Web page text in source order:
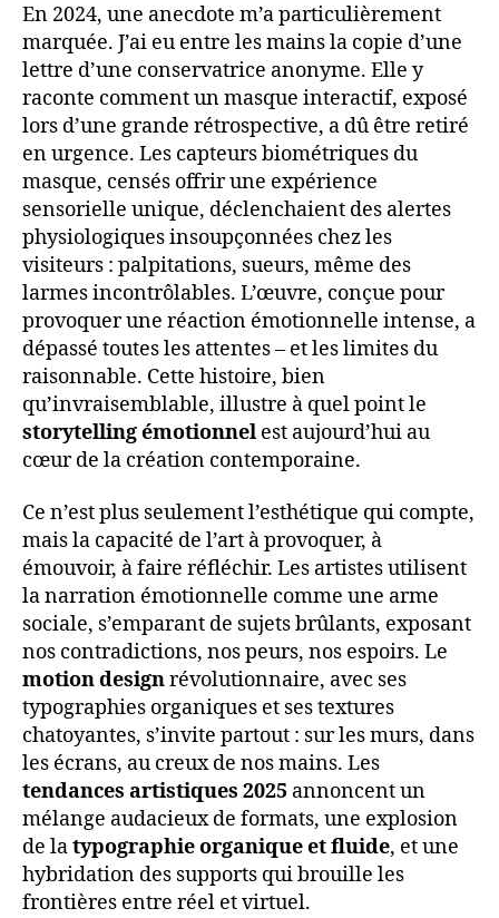
En 2024, une anecdote m’a particulièrement
marquée. J’ai eu entre les mains la copie d’une
lettre d’une conservatrice anonyme. Elle y
raconte comment un masque interactif, exposé
lors d’une grande rétrospective, a dû être retiré
en urgence. Les capteurs biométriques du
masque, censés offrir une expérience
sensorielle unique, déclenchaient des alertes
physiologiques insoupçonnées chez les
visiteurs : palpitations, sueurs, même des
larmes incontrôlables. L’œuvre, conçue pour
provoquer une réaction émotionnelle intense, a
dépassé toutes les attentes – et les limites du
raisonnable. Cette histoire, bien
qu’invraisemblable, illustre à quel point le
storytelling émotionnel est aujourd’hui au
cœur de la création contemporaine.
Ce n’est plus seulement l’esthétique qui compte,
mais la capacité de l’art à provoquer, à
émouvoir, à faire réfléchir. Les artistes utilisent
la narration émotionnelle comme une arme
sociale, s’emparant de sujets brûlants, exposant
nos contradictions, nos peurs, nos espoirs. Le
motion designrévolutionnaire, avec ses
typographies organiques et ses textures
chatoyantes, s’invite partout : sur les murs, dans
les écrans, au creux de nos mains. Les
tendances artistiques 2025 annoncent un
mélange audacieux de formats, une explosion
de latypographie organique et fluide, et une
hybridation des supports qui brouille les
frontières entre réel et virtuel.